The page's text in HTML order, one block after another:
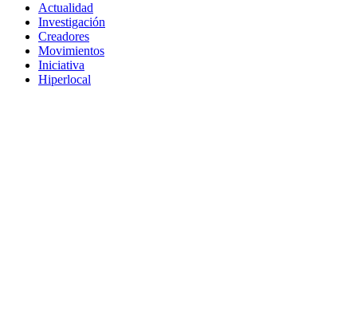
Actualidad
Investigación
Creadores
Movimientos
Iniciativa
Hiperlocal